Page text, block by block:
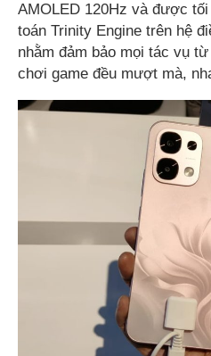
AMOLED 120Hz và được
toán Trinity Engine trên hệ
nhằm đảm bảo mọi tác vụ
chơi game đều mượt mà,